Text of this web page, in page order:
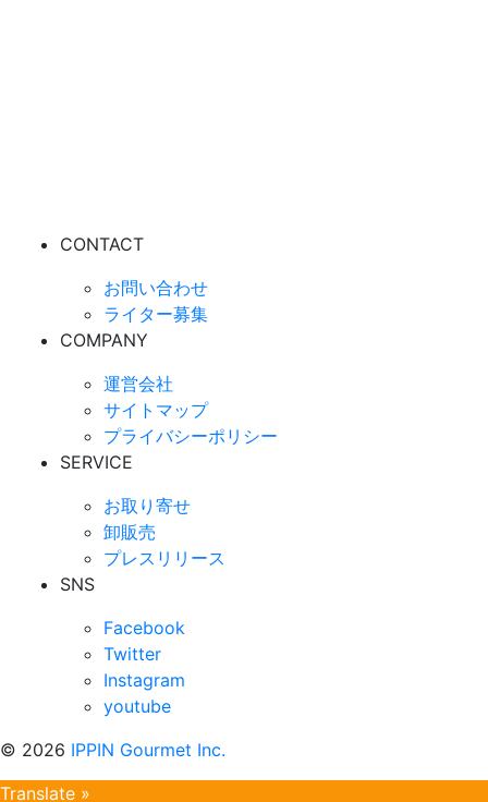
CONTACT
お問い合わせ
ライター募集
COMPANY
運営会社
サイトマップ
プライバシーポリシー
SERVICE
お取り寄せ
卸販売
プレスリリース
SNS
Facebook
Twitter
Instagram
youtube
© 2026 IPPIN Gourmet Inc.
Translate »